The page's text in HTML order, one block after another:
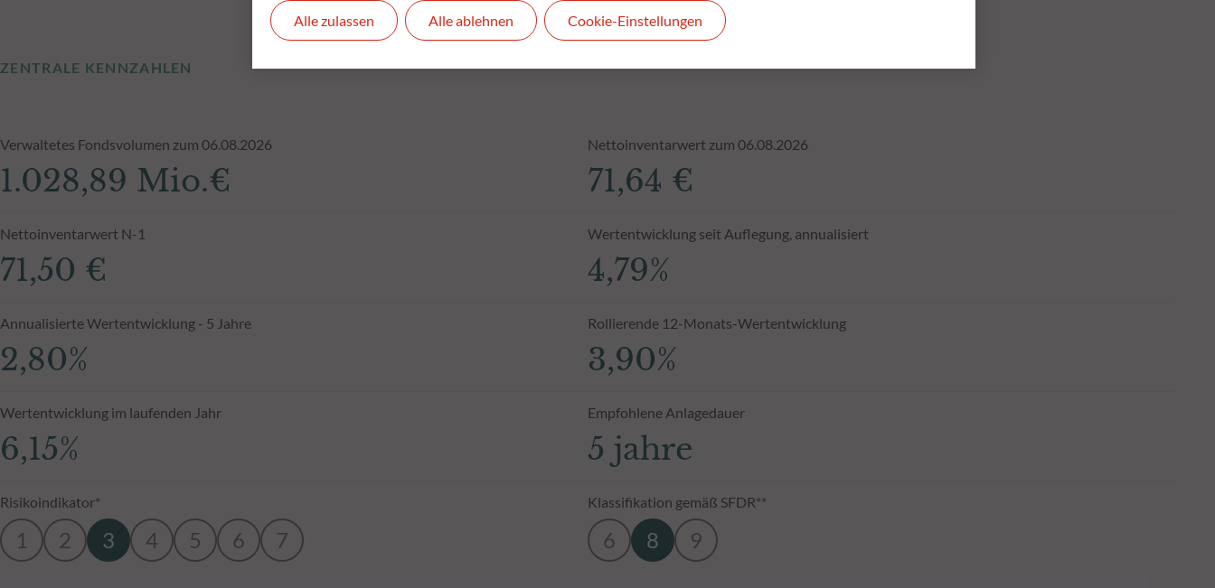
ZENTRALE KENNZAHLEN
Verwaltetes Fondsvolumen zum 06.08.2026
1.028,89 Mio.€
Nettoinventarwert zum 06.08.2026
71,64 €
Nettoinventarwert N-1
71,50 €
Wertentwicklung seit Auflegung, annualisiert
4,79%
Annualisierte Wertentwicklung - 5 Jahre
2,80%
Rollierende 12-Monats-Wertentwicklung
3,90%
Wertentwicklung im laufenden Jahr
6,15%
Empfohlene Anlagedauer
5 jahre
Risikoindikator*
1 2 3 4 5 6 7
Klassifikation gemäß SFDR**
6 8 9
Alle ablehnen
Alle zulassen Cookie-Einstellungen